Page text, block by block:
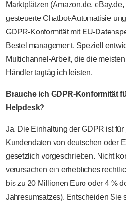
Marktplätzen (Amazon.de,
gesteuerte Chatbot-
GDPR-Konformität mit EU-
Bestellmanagement. Speziell
Multichannel-Arbeit, die die
Händler tagtäglich leisten.
Brauche ich GDPR-Konformität
Helpdesk?
Ja. Die Einhaltung der GDPR ist
Kundendaten von deutschen oder
gesetzlich vorgeschrieben. Nicht
verursachen ein erhebliches
bis zu 20 Millionen Euro oder 4 %
Jahresumsatzes). Entscheiden Sie